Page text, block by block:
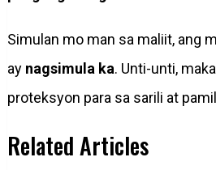
Simulan mo man sa maliit, ang
ay nagsimula ka. Unti-unti,
proteksyon para sa sarili at
Related Articles